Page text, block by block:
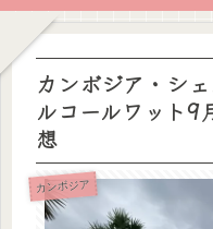
カンボジア・シ
ルコールワット9
想
カンボジア